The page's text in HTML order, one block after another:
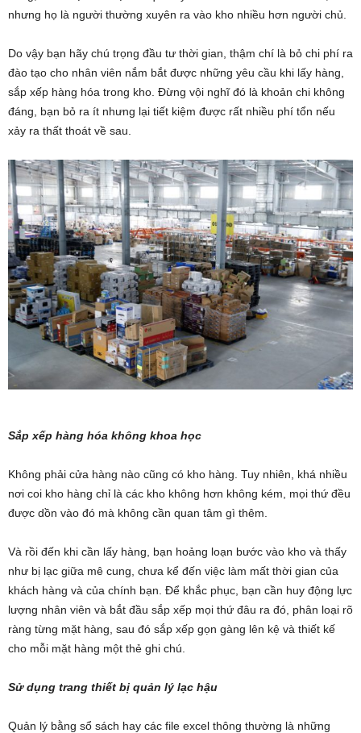
nhưng họ là người thường xuyên ra vào kho nhiều hơn người chủ.
Do vậy bạn hãy chú trọng đầu tư thời gian, thậm chí là bỏ chi phí ra
đào tạo cho nhân viên nắm bắt được những yêu cầu khi lấy hàng,
sắp xếp hàng hóa trong kho. Đừng vội nghĩ đó là khoản chi không
đáng, bạn bỏ ra ít nhưng lại tiết kiệm được rất nhiều phí tổn nếu
xảy ra thất thoát về sau.
Sắp xếp hàng hóa không khoa học
Không phải cửa hàng nào cũng có kho hàng. Tuy nhiên, khá nhiều
nơi coi kho hàng chỉ là các kho không hơn không kém, mọi thứ đều
được dồn vào đó mà không cần quan tâm gì thêm.
Và rồi đến khi cần lấy hàng, bạn hoảng loạn bước vào kho và thấy
như bị lạc giữa mê cung, chưa kể đến việc làm mất thời gian của
khách hàng và của chính bạn. Để khắc phục, bạn cần huy động lực
lượng nhân viên và bắt đầu sắp xếp mọi thứ đâu ra đó, phân loại rõ
ràng từng mặt hàng, sau đó sắp xếp gọn gàng lên kệ và thiết kế
cho mỗi mặt hàng một thẻ ghi chú.
Sử dụng trang thiết bị quản lý lạc hậu
Quản lý bằng sổ sách hay các file excel thông thường là những